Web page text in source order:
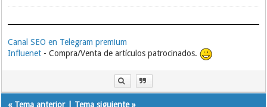
Canal SEO en Telegram premium
Influenet - Compra/Venta de artículos patrocinados.
« Tema anterior| Tema siguiente»